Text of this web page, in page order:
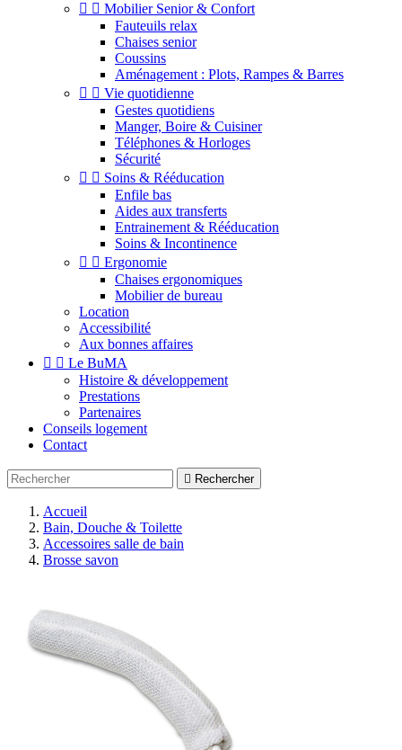
  Mobilier Senior & Confort
Fauteuils relax
Chaises senior
Coussins
Aménagement : Plots, Rampes & Barres
  Vie quotidienne
Gestes quotidiens
Manger, Boire & Cuisiner
Téléphones & Horloges
Sécurité
  Soins & Rééducation
Enfile bas
Aides aux transferts
Entrainement & Rééducation
Soins & Incontinence
  Ergonomie
Chaises ergonomiques
Mobilier de bureau
Location
Accessibilité
Aux bonnes affaires
  Le BuMA
Histoire & développement
Prestations
Partenaires
Conseils logement
Contact
 Rechercher
Accueil
Bain, Douche & Toilette
Accessoires salle de bain
Brosse savon